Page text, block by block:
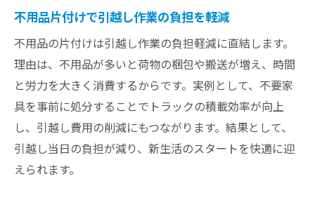
不用品片付けで引越し作業の負担を軽減
不用品の片付けは引越し作業の負担軽減に直結します。
理由は、不用品が多いと荷物の梱包や搬送が増え、時間
と労力を大きく消費するからです。実例として、不要家
具を事前に処分することでトラックの積載効率が向上
し、引越し費用の削減にもつながります。結果として、
引越し当日の負担が減り、新生活のスタートを快適に迎
えられます。